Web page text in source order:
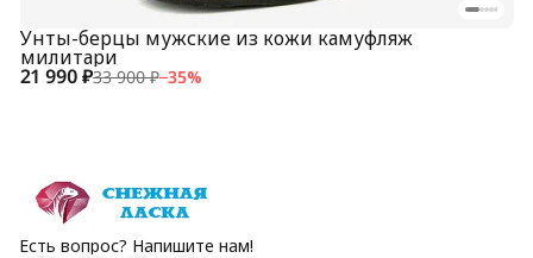
21 990 ₽33 900 ₽−35%
Унты-берцы мужские из кожи камуфляж
милитари
Есть вопрос? Напишите нам!